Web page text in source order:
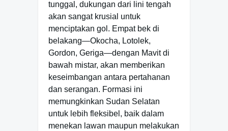
tunggal, dukungan dari lini tengah
akan sangat krusial untuk
menciptakan gol. Empat bek di
belakang—Okocha, Lotolek,
Gordon, Geriga—dengan Mavit di
bawah mistar, akan memberikan
keseimbangan antara pertahanan
dan serangan. Formasi ini
memungkinkan Sudan Selatan
untuk lebih fleksibel, baik dalam
menekan lawan maupun melakukan